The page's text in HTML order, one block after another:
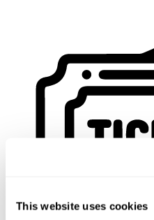
This website uses cookies